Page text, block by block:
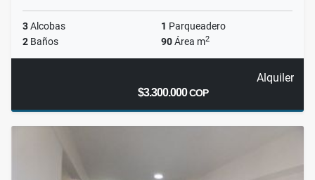
3Alcobas 1 Parqueadero
2 Baños 90Área m2
Alquiler
$3.300.000COP